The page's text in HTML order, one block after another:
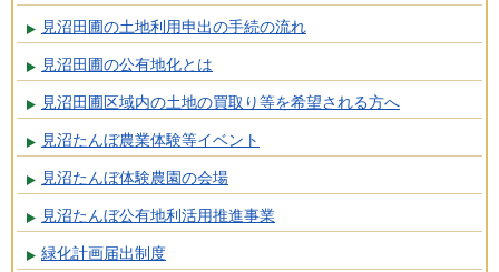
見沼田圃の土地利用申出の手続の流れ
見沼田圃の公有地化とは
見沼田圃区域内の土地の買取り等を希望される方へ
見沼たんぼ農業体験等イベント
見沼たんぼ体験農園の会場
見沼たんぼ公有地利活用推進事業
緑化計画届出制度